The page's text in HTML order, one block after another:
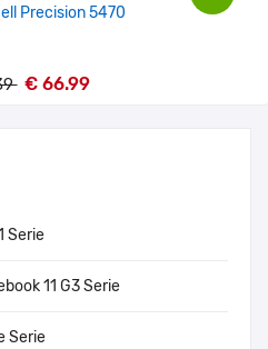
Serie
11 G3 Serie
Serie
Precision 5470
€ 66.99